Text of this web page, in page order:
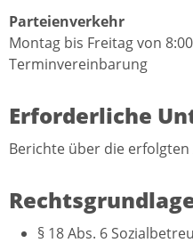
Parteienverkehr
Montag bis Freitag von
Terminvereinbarung
Erforderliche
Berichte über die
§ 18 Abs. 6